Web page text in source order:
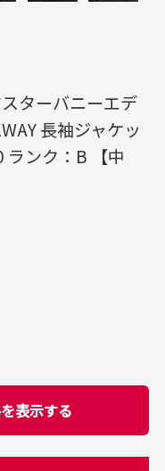
ターバニーエデ
長袖ジャケッ
ランク：B 【中
表示する